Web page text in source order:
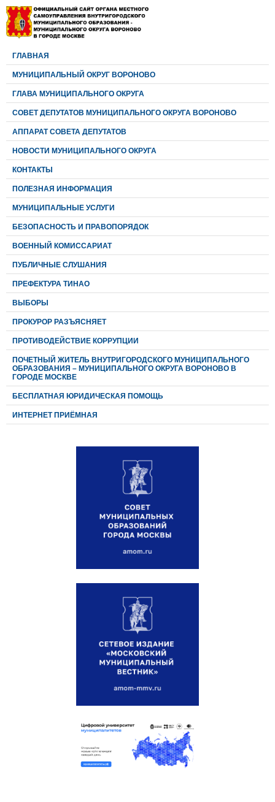
ГЛАВНАЯ
МУНИЦИПАЛЬНЫЙ ОКРУГ ВОРОНОВО
ГЛАВА МУНИЦИПАЛЬНОГО ОКРУГА
CОВЕТ ДЕПУТАТОВ МУНИЦИПАЛЬНОГО ОКРУГА ВОРОНОВО
АППАРАТ СОВЕТА ДЕПУТАТОВ
НОВОСТИ МУНИЦИПАЛЬНОГО ОКРУГА
КОНТАКТЫ
ПОЛЕЗНАЯ ИНФОРМАЦИЯ
МУНИЦИПАЛЬНЫЕ УСЛУГИ
БЕЗОПАСНОСТЬ И ПРАВОПОРЯДОК
ВОЕННЫЙ КОМИССАРИАТ
ПУБЛИЧНЫЕ СЛУШАНИЯ
ПРЕФЕКТУРА ТИНАО
ВЫБОРЫ
ПРОКУРОР РАЗЪЯСНЯЕТ
ПРОТИВОДЕЙСТВИЕ КОРРУПЦИИ
ПОЧЕТНЫЙ ЖИТЕЛЬ ВНУТРИГОРОДСКОГО МУНИЦИПАЛЬНОГО
ОБРАЗОВАНИЯ – МУНИЦИПАЛЬНОГО ОКРУГА ВОРОНОВО В
ГОРОДЕ МОСКВЕ
БЕСПЛАТНАЯ ЮРИДИЧЕСКАЯ ПОМОЩЬ
ИНТЕРНЕТ ПРИЁМНАЯ